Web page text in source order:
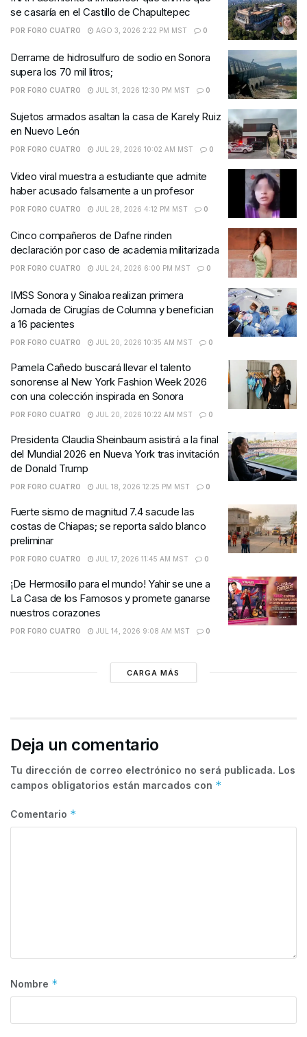
se casaría en el Castillo de Chapultepec
POR FORO CUATRO AGO 3, 2026 2:22 PM MST 0
Derrame de hidrosulfuro de sodio en Sonora
supera los 70 mil litros;
POR FORO CUATRO JUL 31, 2026 12:30 PM MST 0
Sujetos armados asaltan la casa de Karely Ruiz
en Nuevo León
POR FORO CUATRO JUL 29, 2026 10:02 AM MST 0
Video viral muestra a estudiante que admite
haber acusado falsamente a un profesor
POR FORO CUATRO JUL 28, 2026 4:12 PM MST 0
Cinco compañeros de Dafne rinden
declaración por caso de academia militarizada
POR FORO CUATRO JUL 24, 2026 6:00 PM MST 0
IMSS Sonora y Sinaloa realizan primera
Jornada de Cirugías de Columna y benefician
a 16 pacientes
POR FORO CUATRO JUL 20, 2026 10:35 AM MST 0
Pamela Cañedo buscará llevar el talento
sonorense al New York Fashion Week 2026
con una colección inspirada en Sonora
POR FORO CUATRO JUL 20, 2026 10:22 AM MST 0
Presidenta Claudia Sheinbaum asistirá a la final
del Mundial 2026 en Nueva York tras invitación
de Donald Trump
POR FORO CUATRO JUL 18, 2026 12:25 PM MST 0
Fuerte sismo de magnitud 7.4 sacude las
costas de Chiapas; se reporta saldo blanco
preliminar
POR FORO CUATRO JUL 17, 2026 11:45 AM MST 0
¡De Hermosillo para el mundo! Yahir se une a
La Casa de los Famosos y promete ganarse
nuestros corazones
POR FORO CUATRO JUL 14, 2026 9:08 AM MST 0
CARGA MÁS
Deja un comentario
Tu dirección de correo electrónico no será publicada. Los
campos obligatorios están marcados con *
Comentario *
Nombre *